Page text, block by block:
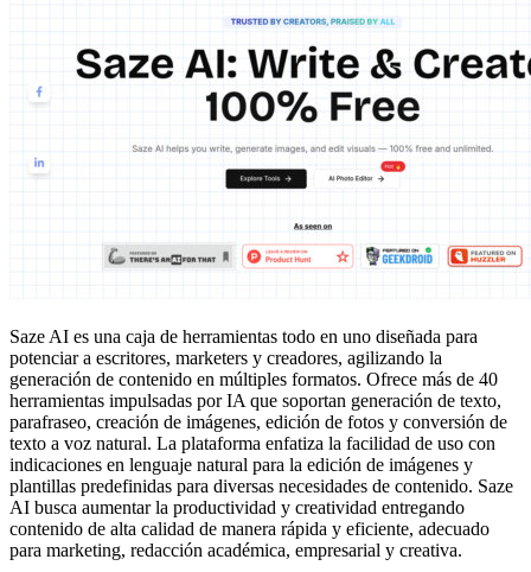
Saze AI es una caja de herramientas todo en uno diseñada para
potenciar a escritores, marketers y creadores, agilizando la
generación de contenido en múltiples formatos. Ofrece más de 40
herramientas impulsadas por IA que soportan generación de texto,
parafraseo, creación de imágenes, edición de fotos y conversión de
texto a voz natural. La plataforma enfatiza la facilidad de uso con
indicaciones en lenguaje natural para la edición de imágenes y
plantillas predefinidas para diversas necesidades de contenido. Saze
AI busca aumentar la productividad y creatividad entregando
contenido de alta calidad de manera rápida y eficiente, adecuado
para marketing, redacción académica, empresarial y creativa.